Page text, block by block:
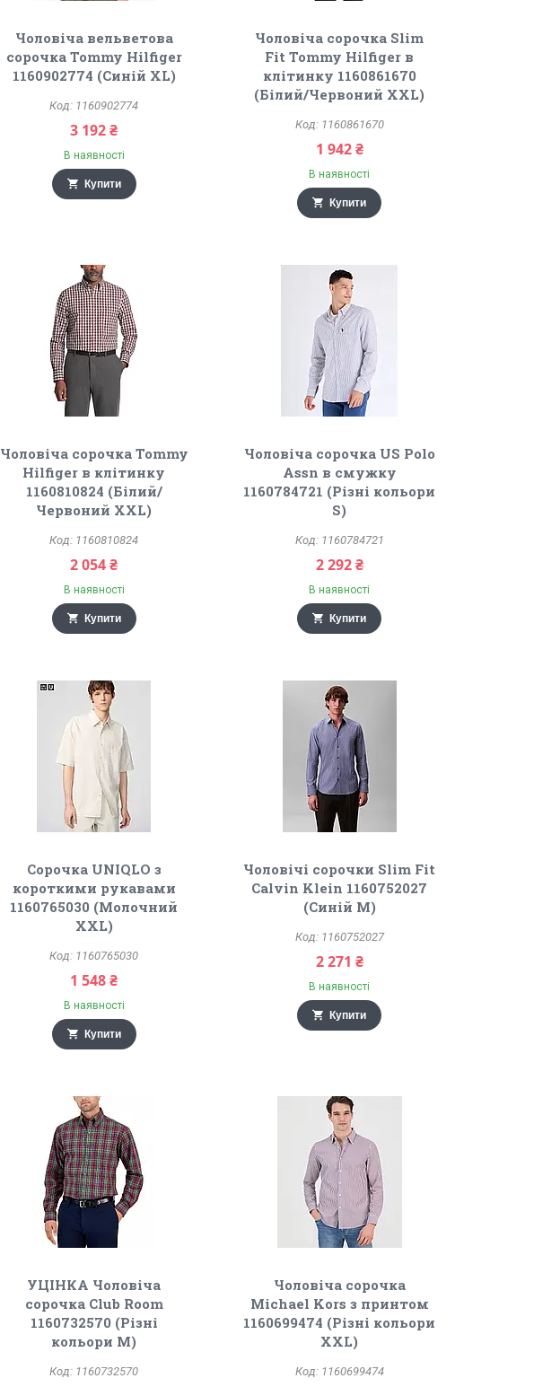
Чоловіча вельветова
сорочка Tommy Hilfiger
1160902774 (Синій XL)
1160902774
3 192 ₴
В наявності
Купити
Чоловіча сорочка Slim
Fit Tommy Hilfiger в
клітинку 1160861670
(Білий/Червоний XXL)
1160861670
1 942 ₴
В наявності
Купити
Чоловіча сорочка Tommy
Hilfiger в клітинку
1160810824 (Білий/
Червоний XXL)
1160810824
2 054 ₴
В наявності
Купити
Чоловіча сорочка US Polo
Assn в смужку
1160784721 (Різні кольори
S)
1160784721
2 292 ₴
В наявності
Купити
Сорочка UNIQLO з
короткими рукавами
1160765030 (Молочний
XXL)
1160765030
1 548 ₴
В наявності
Купити
Чоловічі сорочки Slim Fit
Calvin Klein 1160752027
(Синій M)
1160752027
2 271 ₴
В наявності
Купити
УЦІНКА Чоловіча
сорочка Club Room
1160732570 (Різні
кольори M)
1160732570
Чоловіча сорочка
Michael Kors з принтом
1160699474 (Різні кольори
XXL)
1160699474